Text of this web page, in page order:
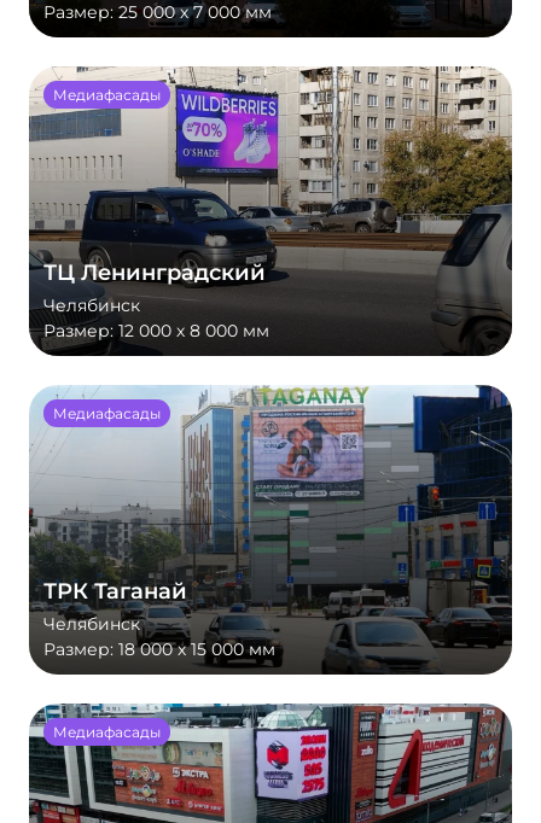
Размер: 25 000 х 7 000 мм
Медиафасады
ТЦ Ленинградский
Челябинск
Размер: 12 000 х 8 000 мм
Медиафасады
ТРК Таганай
Челябинск
Размер: 18 000 х 15 000 мм
Медиафасады